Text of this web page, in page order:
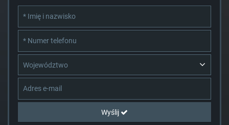
Województwo
Wyślij